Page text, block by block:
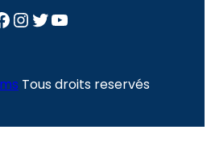
Instagram
Twitter
YouTube
Tous droits reservés